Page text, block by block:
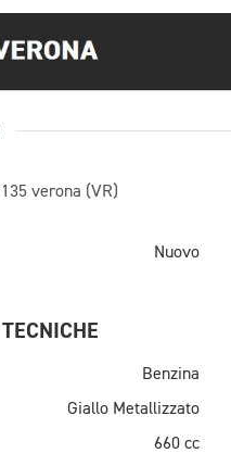
verona (VR)
Nuovo
Benzina
Giallo Metallizzato
660 cc